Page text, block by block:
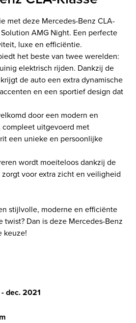
met deze Mercedes-Benz CLA-
AMG Night. Een perfecte
luxe en efficiëntie.
het beste van twee werelden:
elektrisch rijden. Dankzij de
de auto een extra dynamische
en een sportief design dat
door een modern en
uitgevoerd met
een unieke en persoonlijke
wordt moeiteloos dankzij de
voor extra zicht en veiligheid
stijlvolle, moderne en efficiënte
twist? Dan is deze Mercedes-Benz
keuze!
dec. 2021